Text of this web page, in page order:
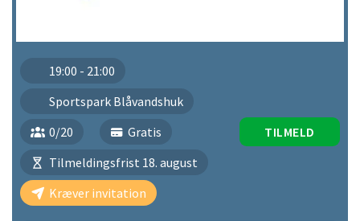
19:00 - 21:00
Sportspark Blåvandshuk
0/20
Gratis
Tilmeldingsfrist 18. august
Kræver invitation
TILMELD